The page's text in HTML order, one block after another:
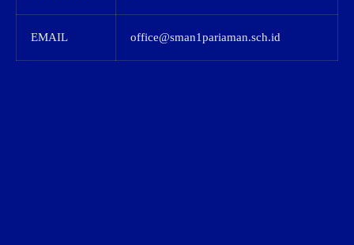
EMAIL office@sman1pariaman.sch.id